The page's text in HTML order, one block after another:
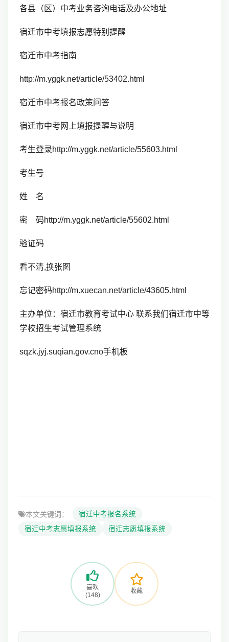
各县（区）中考业务咨询电话及办公地址
宿迁市中考填报志愿特别提醒
宿迁市中考指南
http://m.yggk.net/article/53402.html
宿迁市中考报名政策问答
宿迁市中考网上填报提醒与说明
考生登录http://m.yggk.net/article/55603.html
考生号
姓 名
密 码http://m.yggk.net/article/55602.html
验证码
看不清,换张图
忘记密码http://m.xuecan.net/article/43605.html
主办单位：宿迁市教育考试中心 联系我们宿迁市中等
学校招生考试管理系统
sqzk.jyj.suqian.gov.cno手机板
本文关键词：
宿迁中考报名系统
宿迁中考志愿填报系统
宿迁志愿填报系统
喜欢
(148)
收藏